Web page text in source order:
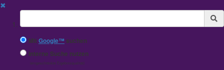
✖
Suchbegriff
MitGoogle™ suchen
Interne Suche nutzen
(eingeschränkte Ergebnisqualität)